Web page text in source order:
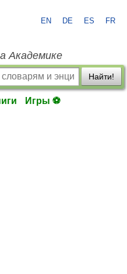
EN DE ES FR
Академике
Найти!
Игры ⚽